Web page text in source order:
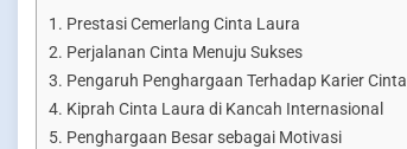
Prestasi Cemerlang Cinta Laura
Perjalanan Cinta Menuju Sukses
Pengaruh Penghargaan Terhadap Karier Cinta
Kiprah Cinta Laura di Kancah Internasional
Penghargaan Besar sebagai Motivasi